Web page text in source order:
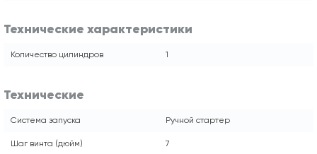
Технические характеристики
Количество цилиндров 1
Технические
Система запуска Ручной стартер
Шаг винта (дюйм) 7